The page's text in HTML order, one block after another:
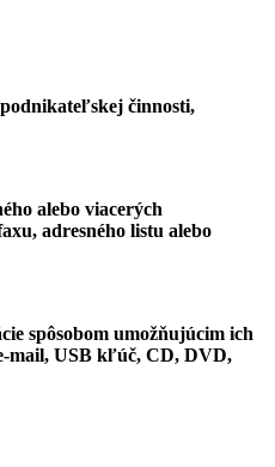
činnosti,
alebo viacerých
adresného listu alebo
spôsobom umožňujúcim ich
mail, USB kľúč, CD, DVD,